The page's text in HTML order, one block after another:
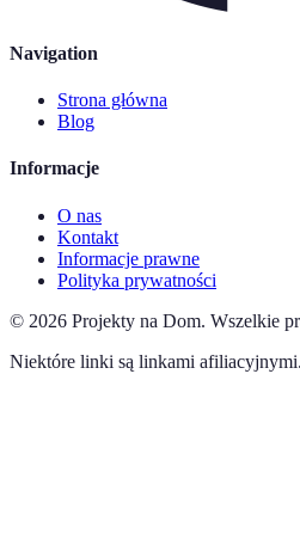
Navigation
Strona główna
Blog
Informacje
O nas
Kontakt
Informacje prawne
Polityka prywatności
© 2026 Projekty na Dom. Wszelkie
Niektóre linki są linkami afiliacyjnymi.